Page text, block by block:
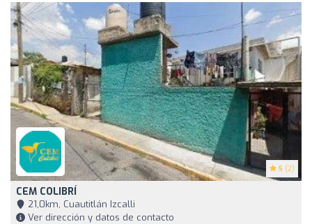
5 (2)
CEM COLIBRÍ
21,0km, Cuautitlán Izcalli
Ver dirección y datos de contacto